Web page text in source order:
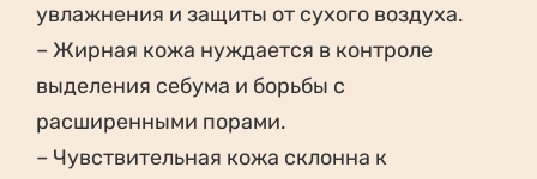
увлажнения и защиты от сухого воздуха.
– Жирная кожа нуждается в контроле
выделения себума и борьбы с
расширенными порами.
– Чувствительная кожа склонна к